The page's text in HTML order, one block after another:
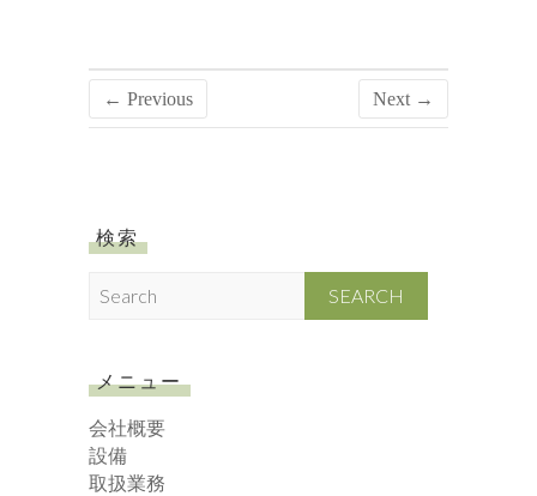
← Previous Next →
検索
c
h
メニュー
会社概要
設備
取扱業務